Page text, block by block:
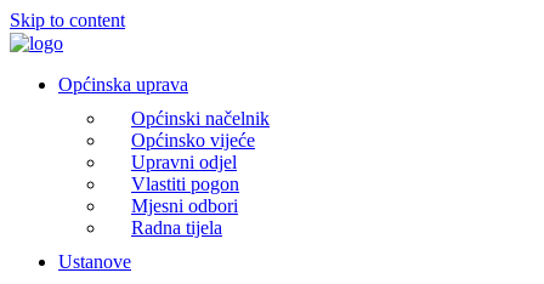
Skip to content
Općinska uprava
Općinski načelnik
Općinsko vijeće
Upravni odjel
Vlastiti pogon
Mjesni odbori
Radna tijela
Ustanove